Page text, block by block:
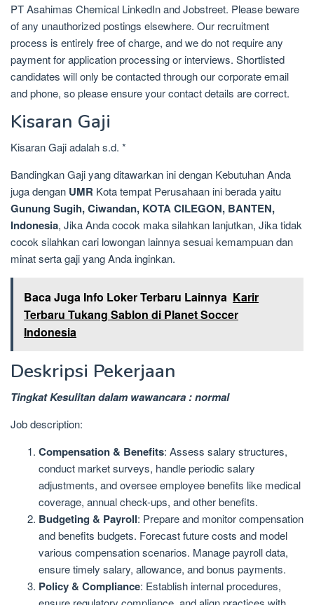
PT Asahimas Chemical LinkedIn and Jobstreet. Please beware
of any unauthorized postings elsewhere. Our recruitment
process is entirely free of charge, and we do not require any
payment for application processing or interviews. Shortlisted
candidates will only be contacted through our corporate email
and phone, so please ensure your contact details are correct.
Kisaran Gaji
Kisaran Gaji adalah s.d. *
Bandingkan Gaji yang ditawarkan ini dengan Kebutuhan Anda
juga dengan UMR Kota tempat Perusahaan ini berada yaitu
Gunung Sugih, Ciwandan, KOTA CILEGON, BANTEN,
Indonesia, Jika Anda cocok maka silahkan lanjutkan, Jika tidak
cocok silahkan cari lowongan lainnya sesuai kemampuan dan
minat serta gaji yang Anda inginkan.
Baca Juga Info Loker Terbaru Lainnya Karir
Terbaru Tukang Sablon di Planet Soccer
Indonesia
Deskripsi Pekerjaan
Tingkat Kesulitan dalam wawancara : normal
Job description:
Compensation & Benefits: Assess salary structures,
conduct market surveys, handle periodic salary
adjustments, and oversee employee benefits like medical
coverage, annual check-ups, and other benefits.
Budgeting & Payroll: Prepare and monitor compensation
and benefits budgets. Forecast future costs and model
various compensation scenarios. Manage payroll data,
ensure timely salary, allowance, and bonus payments.
Policy & Compliance: Establish internal procedures,